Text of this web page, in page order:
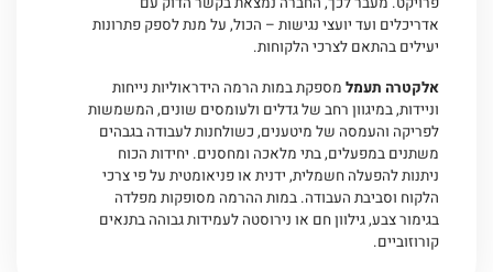
בלחיצת כפתור
אדריכלים ועד יועצי נגישות – הכול, על מנת לספק פתרונות
יעילים בהתאם לצרכי הלקוחות.
אלקטרה תעמל מספקת במות הרמה הידראוליות נייחות
וניידות, במיגוון רחב של גדלים ולעומסים שונים, המשמשות
לפריקה והעמסה של מיטענים, כשולחנות לעבודה בגבהים
משתנים במפעלים, בתי מלאכה ומחסנים. יחידות הכוח
ניתנות להפעלה חשמלית, ידנית או פניאומטית על פי צרכי
הלקוח וסביבת העבודה. במות ההרמה מסופקות מפלדה
בגימור צבע, גילוון חם או נירוסטה לעמידות גבוהה בתנאים
קורוזוביים.